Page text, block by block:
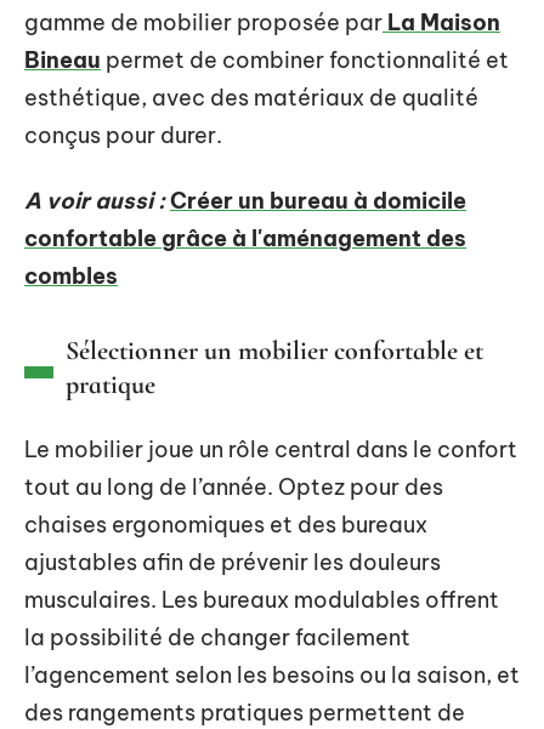
gamme de mobilier proposée par La Maison
Bineau permet de combiner fonctionnalité et
esthétique, avec des matériaux de qualité
conçus pour durer.
A voir aussi :Créer un bureau à domicile
confortable grâce à l'aménagement des
combles
Sélectionner un mobilier confortable et
pratique
Le mobilier joue un rôle central dans le confort
tout au long de l’année. Optez pour des
chaises ergonomiques et des bureaux
ajustables afin de prévenir les douleurs
musculaires. Les bureaux modulables offrent
la possibilité de changer facilement
l’agencement selon les besoins ou la saison, et
des rangements pratiques permettent de